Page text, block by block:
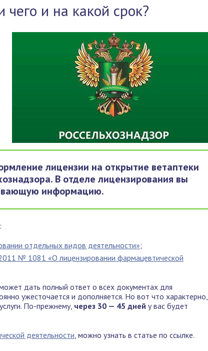
и на какой срок?
лицензии на открытие ветаптеки
В отделе лицензирования вы
информацию.
отдельных видов деятельности»;
№ 1081 «О лицензировании фармацевтической
дать полный ответ о всех документах для
ужесточается и дополняется. Но вот что характерно,
По-прежнему, через 30 — 45 дней у вас будет
деятельности, можно узнать в статье по ссылке.